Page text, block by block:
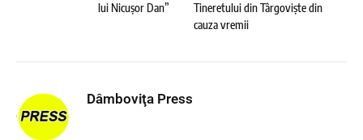
lui Nicușor Dan”
Tineretului din Târgoviște din
cauza vremii
Dâmboviţa Press